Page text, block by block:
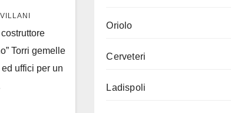
Torri gemelle
uffici per un
Oriolo
Cerveteri
Ladispoli